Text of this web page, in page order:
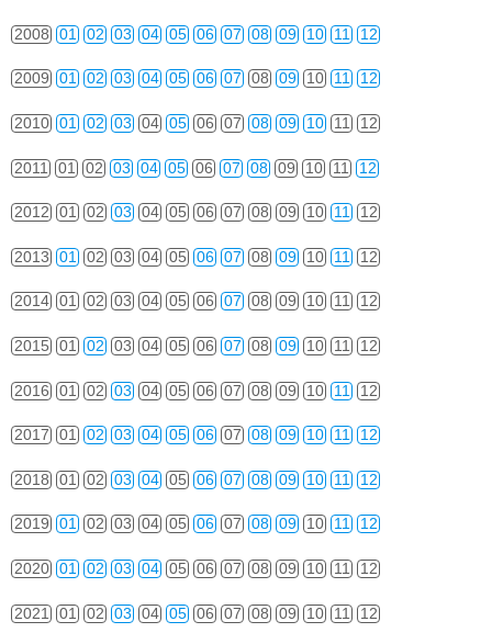
2008 01 02 03 04 05 06 07 08 09 10 11 12
2009 01 02 03 04 05 06 07 08 09 10 11 12
2010 01 02 03 04 05 06 07 08 09 10 11 12
2011 01 02 03 04 05 06 07 08 09 10 11 12
2012 01 02 03 04 05 06 07 08 09 10 11 12
2013 01 02 03 04 05 06 07 08 09 10 11 12
2014 01 02 03 04 05 06 07 08 09 10 11 12
2015 01 02 03 04 05 06 07 08 09 10 11 12
2016 01 02 03 04 05 06 07 08 09 10 11 12
2017 01 02 03 04 05 06 07 08 09 10 11 12
2018 01 02 03 04 05 06 07 08 09 10 11 12
2019 01 02 03 04 05 06 07 08 09 10 11 12
2020 01 02 03 04 05 06 07 08 09 10 11 12
2021 01 02 03 04 05 06 07 08 09 10 11 12